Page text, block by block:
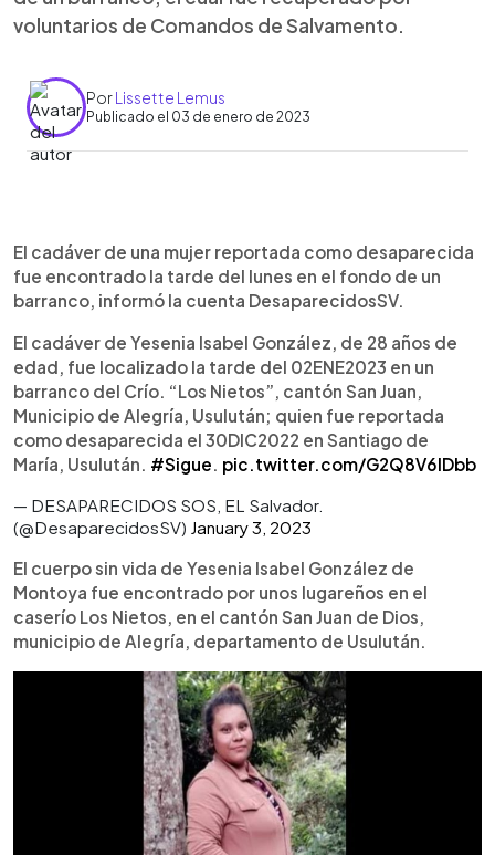
voluntarios de Comandos de Salvamento.
PorLissette Lemus
Publicado el 03 de enero de 2023
► Escuchar artículo
El cadáver de una mujer reportada como desaparecida
fue encontrado la tarde del lunes en el fondo de un
barranco, informó la cuenta DesaparecidosSV.
El cadáver de Yesenia Isabel González, de 28 años de
edad, fue localizado la tarde del 02ENE2023 en un
barranco del Crío. “Los Nietos”, cantón San Juan,
Municipio de Alegría, Usulután; quien fue reportada
como desaparecida el 30DIC2022 en Santiago de
María, Usulután. #Sigue pic.twitter.com/G2Q8V6lDbb
— DESAPARECIDOS SOS, EL Salvador.
(@DesaparecidosSV) January 3, 2023
El cuerpo sin vida de Yesenia Isabel González de
Montoya fue encontrado por unos lugareños en el
caserío Los Nietos, en el cantón San Juan de Dios,
municipio de Alegría, departamento de Usulután.